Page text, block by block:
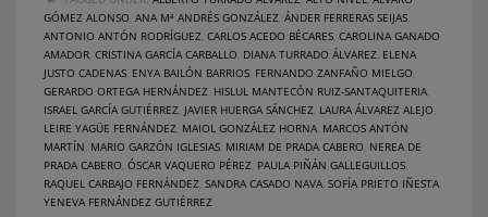
GÓMEZ ALONSO ANA Mª ANDRÉS GONZÁLEZ ÁNDER FERRERAS SEIJAS
ANTONIO ANTÓN RODRÍGUEZ CARLOS ACEDO BÉCARES CAROLINA GANADO
AMADOR CRISTINA GARCÍA CARBALLO DIANA TURRADO ÁLVAREZ ELENA
JUSTO CADENAS ENYA BAILÓN BARRIOS FERNANDO ZANFAÑO MIELGO
GERARDO ORTEGA HERNÁNDEZ HISLUL MANTECÓN RUIZ-SANTAQUITERIA
ISRAEL GARCÍA GUTIÉRREZ JAVIER HUERGA SÁNCHEZ LAURA ÁLVAREZ ALEJO
LEIRE YAGÜE FERNÁNDEZ MAIOL GONZÁLEZ HORNA MARCOS ANTÓN
MARTÍN MARIO GARZÓN IGLESIAS MIRIAM DE PRADA CABERO NEREA DE
PRADA CABERO ÓSCAR VAQUERO PÉREZ PAULA PIÑÁN GALLEGUILLOS
RAQUEL CARBAJO FERNÁNDEZ SANDRA CASADO NAVA SOFÍA PRIETO IÑESTA
YENEVA FERNÁNDEZ GUTIÉRREZ